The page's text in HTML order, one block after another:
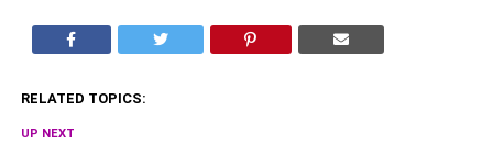
RELATED TOPICS:
UP NEXT